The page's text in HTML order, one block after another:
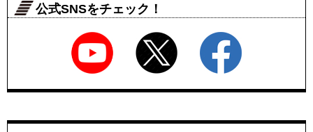
公式SNSをチェック！